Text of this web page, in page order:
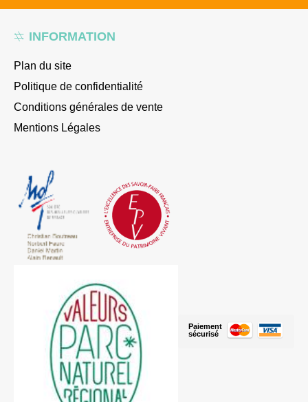
INFORMATION
Plan du site
Politique de confidentialité
Conditions générales de vente
Mentions Légales
Paiement
sécurisé